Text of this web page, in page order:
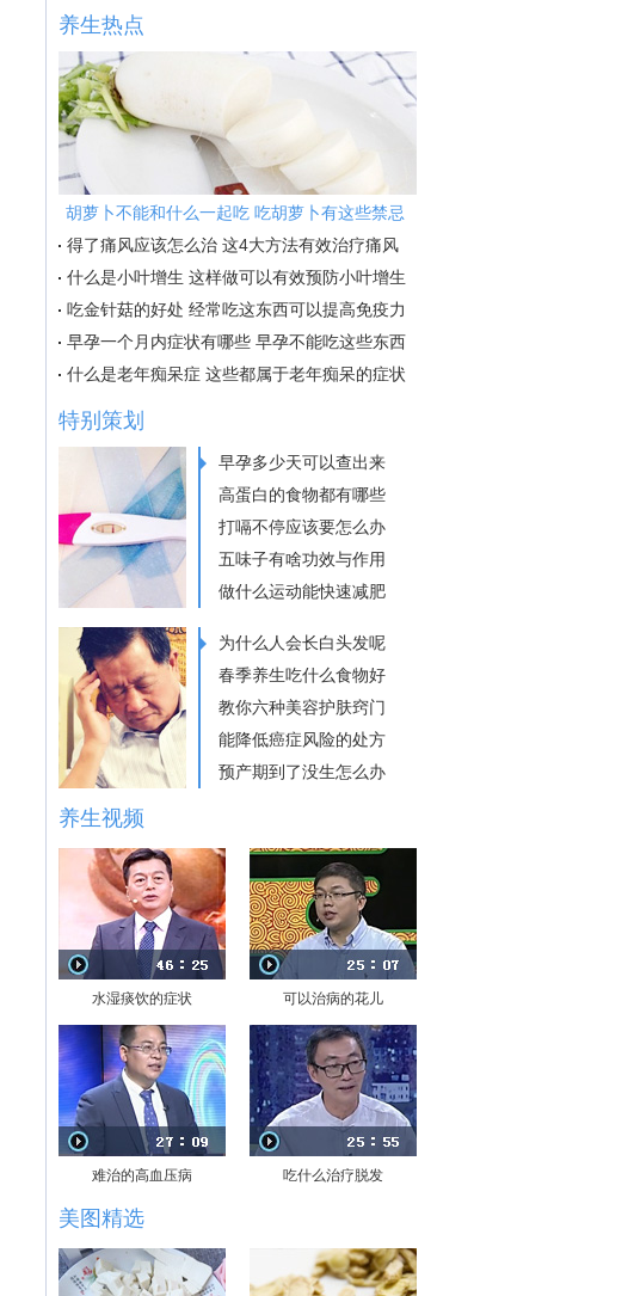
养生热点
胡萝卜不能和什么一起吃 吃胡萝卜有这些禁忌
得了痛风应该怎么治 这4大方法有效治疗痛风
什么是小叶增生 这样做可以有效预防小叶增生
吃金针菇的好处 经常吃这东西可以提高免疫力
早孕一个月内症状有哪些 早孕不能吃这些东西
什么是老年痴呆症 这些都属于老年痴呆的症状
特别策划
早孕多少天可以查出来
高蛋白的食物都有哪些
打嗝不停应该要怎么办
五味子有啥功效与作用
做什么运动能快速减肥
为什么人会长白头发呢
春季养生吃什么食物好
教你六种美容护肤窍门
能降低癌症风险的处方
预产期到了没生怎么办
养生视频
水湿痰饮的症状 可以治病的花儿
难治的高血压病 吃什么治疗脱发
美图精选